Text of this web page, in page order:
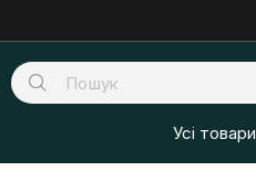
Усі товари